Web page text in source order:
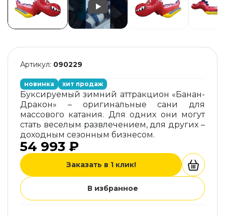
Артикул: 090229
новинка хит продаж
Буксируемый зимний аттракцион «Банан-
Дракон» – оригинальные сани для
массового катания. Для одних они могут
стать веселым развлечением, для других –
доходным сезонным бизнесом.
54 993 ₽
Заказать в 1 клик!
В избранное